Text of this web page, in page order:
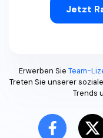
Jetzt
Erwerben Sie Team-
Treten Sie unserer
Trends